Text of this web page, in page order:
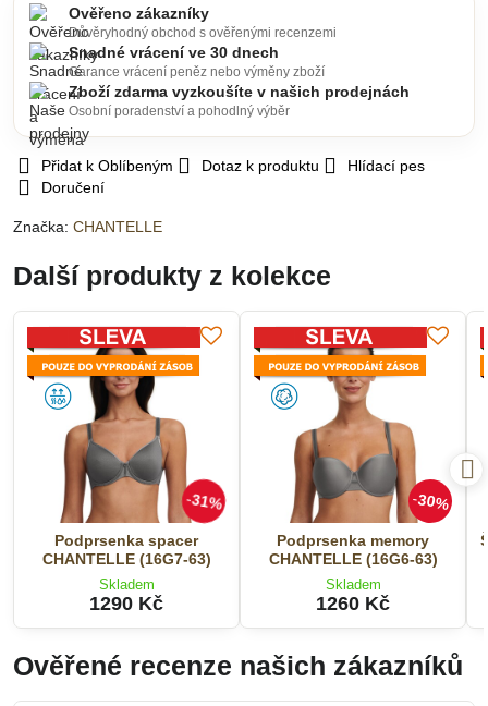
Přidat k Oblíbeným Dotaz k produktu
Hlídací pes
Doručení
Značka: CHANTELLE
Ověřeno zákazníky
Důvěryhodný obchod s ověřenými recenzemi
Snadné vrácení ve 30 dnech
Garance vrácení peněz nebo výměny zboží
Zboží zdarma vyzkoušíte v našich prodejnách
Osobní poradenství a pohodlný výběr
Další produkty z kolekce
31%
Podprsenka spacer
CHANTELLE (16G7-63)
Skladem
1290 Kč
30%
Podprsenka memory
CHANTELLE (16G6-63)
Skladem
1260 Kč
Ověřené recenze našich zákazníků